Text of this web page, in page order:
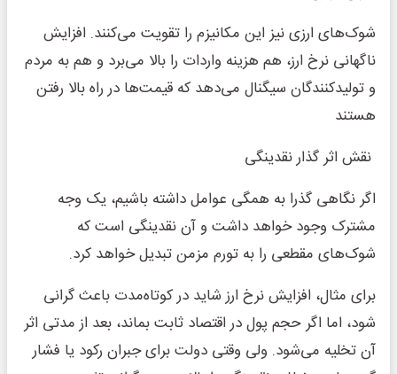
شوک‌های ارزی نیز این مکانیزم را تقویت می‌کنند. افزایش
ناگهانی نرخ ارز، هم هزینه واردات را بالا می‌برد و هم به مردم
و تولیدکنندگان سیگنال می‌دهد که قیمت‌ها در راه بالا رفتن
هستند
نقش اثر گذار نقدینگی
اگر نگاهی گذرا به همگی عوامل داشته باشیم، یک وجه
مشترک وجود خواهد داشت و آن نقدینگی است که
شوک‌های مقطعی را به تورم مزمن تبدیل خواهد کرد.
برای مثال، افزایش نرخ ارز شاید در کوتاه‌مدت باعث گرانی
شود، اما اگر حجم پول در اقتصاد ثابت بماند، بعد از مدتی اثر
آن تخلیه می‌شود. ولی وقتی دولت برای جبران رکود یا فشار